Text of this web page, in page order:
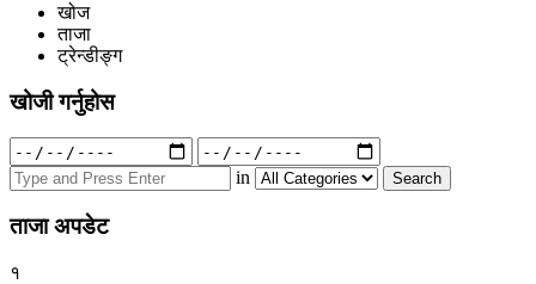
खोज
ताजा
ट्रेन्डीङ्ग
खोजी गर्नुहोस
Search
for:
in
ताजा अपडेट
१